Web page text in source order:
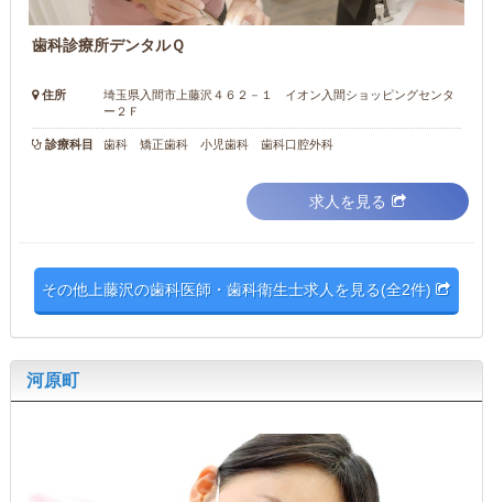
歯科診療所デンタルＱ
住所
埼玉県入間市上藤沢４６２－１ イオン入間ショッピングセンタ
ー２Ｆ
診療科目 歯科 矯正歯科 小児歯科 歯科口腔外科
求人を見る
その他上藤沢の歯科医師・歯科衛生士求人を見る(全2件)
河原町